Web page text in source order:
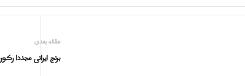
مقاله بعدی
برنج ایرانی مجددا